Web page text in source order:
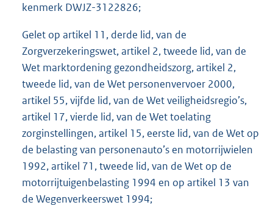
kenmerk DWJZ-3122826;
Gelet op artikel 11, derde lid, van de
Zorgverzekeringswet, artikel 2, tweede lid, van de
Wet marktordening gezondheidszorg, artikel 2,
tweede lid, van de Wet personenvervoer 2000,
artikel 55, vijfde lid, van de Wet veiligheidsregio’s,
artikel 17, vierde lid, van de Wet toelating
zorginstellingen, artikel 15, eerste lid, van de Wet op
de belasting van personenauto’s en motorrijwielen
1992, artikel 71, tweede lid, van de Wet op de
motorrijtuigenbelasting 1994 en op artikel 13 van
de Wegenverkeerswet 1994;